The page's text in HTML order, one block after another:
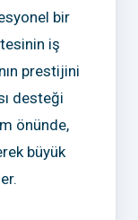
bir
iş
prestijini
desteği
önünde,
büyük